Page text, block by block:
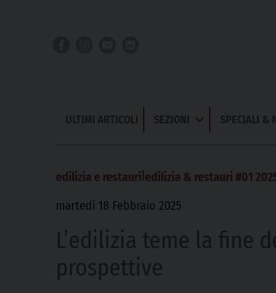
ULTIMI ARTICOLI SEZIONI
Apri
Menu
SPECIALI &
edilizia e restauri edilizia & restauri #01
martedì 18 Febbraio 2025
L’edilizia teme la fine
prospettive